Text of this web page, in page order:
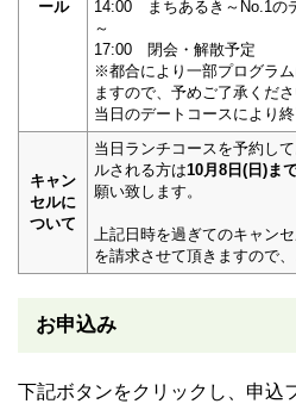
ール
14:00 まちあるき～No.1の
～
17:00 閉会・解散予定
※都合により一部プログラ
ますので、予めご了承くださ
当日のデートコースにより
キャン
セルに
ついて
当日ランチコースを予約し
ルされる方は10月8日(日)ま
願い致します。
上記日時を過ぎてのキャン
を請求させて頂きますので
お申込み
下記ボタンをクリックし、申込